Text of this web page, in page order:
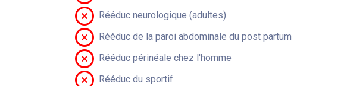
Rééduc neurologique (adultes)
Rééduc de la paroi abdominale du post partum
Rééduc périnéale chez l'homme
Rééduc du sportif